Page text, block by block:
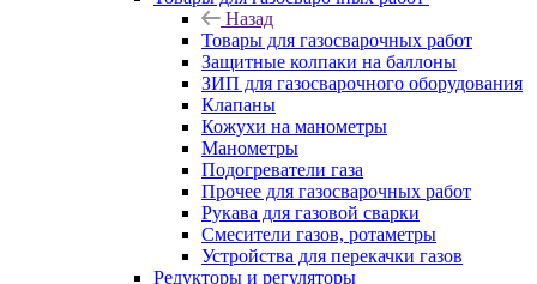
Назад
Товары для газосварочных работ
Защитные колпаки на баллоны
ЗИП для газосварочного оборудования
Клапаны
Кожухи на манометры
Манометры
Подогреватели газа
Прочее для газосварочных работ
Рукава для газовой сварки
Смесители газов, ротаметры
Устройства для перекачки газов
Редукторы и регуляторы